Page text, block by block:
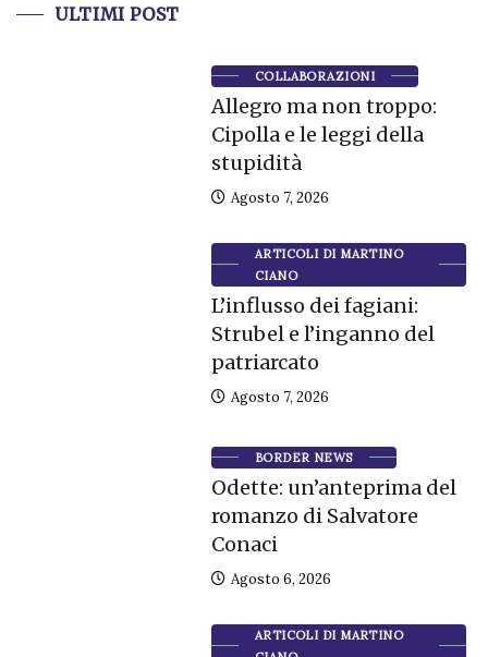
ULTIMI POST
COLLABORAZIONI
Allegro ma non troppo:
Cipolla e le leggi della
stupidità
Agosto 7, 2026
ARTICOLI DI MARTINO
CIANO
L’influsso dei fagiani:
Strubel e l’inganno del
patriarcato
Agosto 7, 2026
BORDER NEWS
Odette: un’anteprima del
romanzo di Salvatore
Conaci
Agosto 6, 2026
ARTICOLI DI MARTINO